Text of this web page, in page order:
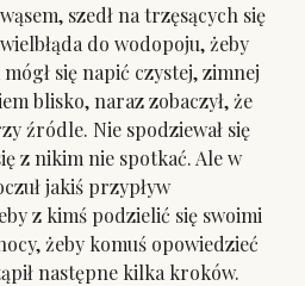
szedł na trzęsących się
do wodopoju, żeby
się napić czystej, zimnej
blisko, naraz zobaczył, że
źródle. Nie spodziewał się
z nikim nie spotkać. Ale w
jakiś przypływ
z kimś podzielić się swoimi
żeby komuś opowiedzieć
następne kilka kroków.